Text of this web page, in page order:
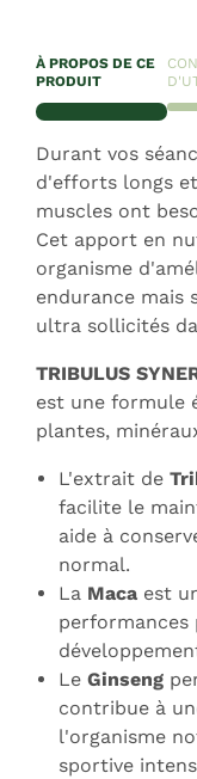
À PROPOS DE CE
PRODUIT
Durant vos
d'efforts longs
muscles ont
Cet apport en
organisme
endurance mais
ultra sollicités
TRIBULUS
est une formule
plantes,
L'extrait de
facilite le
aide à
normal.
La Maca est
performances
LeGinseng
contribue à
l'organisme
sportive